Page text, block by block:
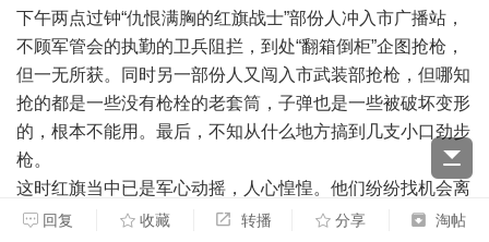
下午两点过钟“仇恨满胸的红旗战士”部份人冲入市广播站，
不顾军管会的执勤的卫兵阻拦，到处“翻箱倒柜”企图抢枪，
但一无所获。同时另一部份人又闯入市武装部抢枪，但哪知
抢的都是一些没有枪栓的老套筒，子弹也是一些被破坏变形
的，根本不能用。最后，不知从什么地方搞到几支小口劲步
枪。
这时红旗当中已是军心动摇，人心惶惶。他们纷纷找机会离
开泸州。其中有的就在晚上从沱江上游百子图一带，头顶衣
回复 收藏 转播 分享 淘帖